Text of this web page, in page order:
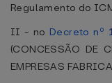
Regulamento do
II - no Decreto nº
(CONCESSÃO DE
EMPRESAS